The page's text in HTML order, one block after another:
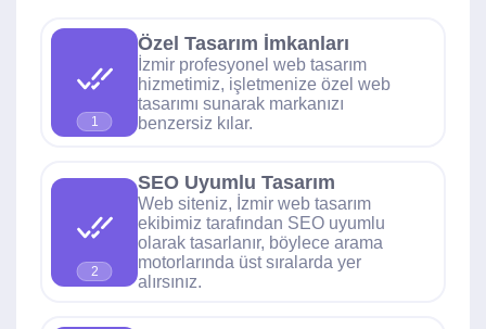
1
Özel Tasarım İmkanları
İzmir profesyonel web tasarım
hizmetimiz, işletmenize özel web
tasarımı sunarak markanızı
benzersiz kılar.
2
SEO Uyumlu Tasarım
Web siteniz, İzmir web tasarım
ekibimiz tarafından SEO uyumlu
olarak tasarlanır, böylece arama
motorlarında üst sıralarda yer
alırsınız.